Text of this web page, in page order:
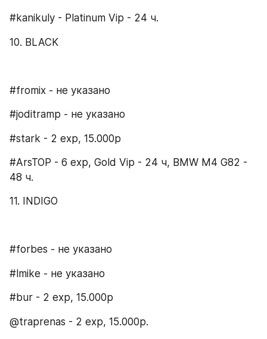
#kanikuly - Platinum Vip - 24 ч.
10. BLACK
#fromix - не указано
#joditramp - не указано
#stark - 2 ехр, 15.000р
#ArsTOP - 6 exp, Gold Vip - 24 ч, BMW M4 G82 -
48 ч.
11. INDIGO
#forbes - не указано
#lmike - не указано
#bur - 2 exp, 15.000p
@traprenas - 2 exp, 15.000p.